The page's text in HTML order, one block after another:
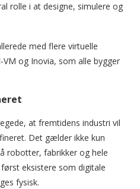
rolle i at designe, simulere og
med flere virtuelle
og Inovia, som alle bygger
at fremtidens industri vil
Det gælder ikke kun
robotter, fabrikker og hele
eksistere som digitale
fysisk.